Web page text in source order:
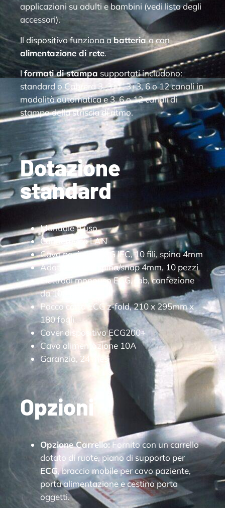
applicazioni su adulti e bambini (vedi lista degli
accessori).
Il dispositivo funziona abatteriao con
alimentazione di rete.
Iformati di stampa supportati includono:
standard o Cabrera 3, 3+1, 3+3, 6 o 12 canali in
modalità automatica e 3, 6 o 12 canali di
stampa della striscia di ritmo.
Dotazione
standard
Manuale d’uso
Connettività LAN
Cavo paziente ECG IEC, 10 fili, spina 4mm
Adattatori per spina/snap 4mm, 10 pezzi
Elettrodi monouso ECG, tab, confezione
da 100 pezzi
Pacco carta ECG z-fold, 210 x 295mm x
180 fogli
Cover dispositivo ECG200+
Cavo alimentazione 10A
Garanzia, 24 mesi
Opzioni
Opzione Carrello: Fornito con un carrello
dotato di ruote, piano di supporto per
ECG, braccio mobile per cavo paziente,
porta alimentazione e cestino porta
oggetti.